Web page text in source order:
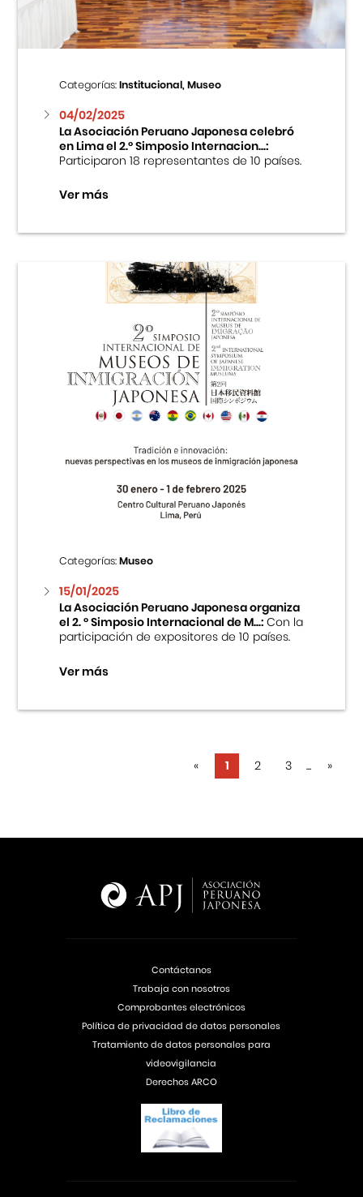
Categorías:Institucional, Museo
04/02/2025
La Asociación Peruano Japonesa celebró
en Lima el 2.º Simposio Internacion...:
Participaron 18 representantes de 10 países.
Ver más
Categorías:Museo
15/01/2025
La Asociación Peruano Japonesa organiza
el 2. ° Simposio Internacional de M...:Con la
participación de expositores de 10 países.
Ver más
« 1 2 3 ... »
Contáctanos
Trabaja con nosotros
Comprobantes electrónicos
Política de privacidad de datos personales
Tratamiento de datos personales para
videovigilancia
Derechos ARCO